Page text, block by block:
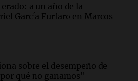
a un año de la
García Furfaro en Marcos
sobre el desempeño de
qué no ganamos"